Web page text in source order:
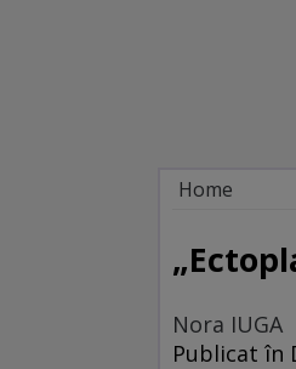
Home
Carte
Nora IUGA
Publicat în